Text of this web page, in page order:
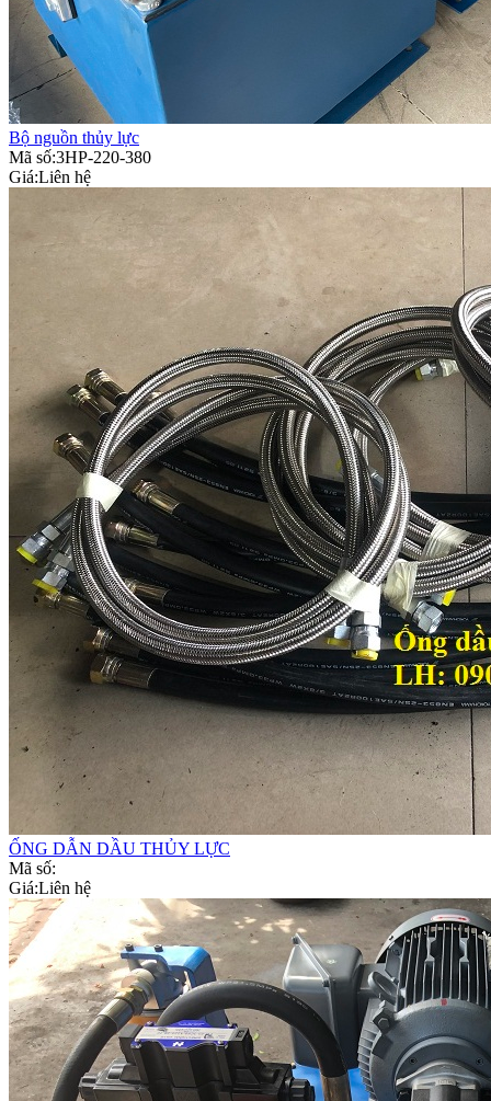
Bộ nguồn thủy lực
Mã số:3HP-220-380
Giá:Liên hệ
ỐNG DẪN DẦU THỦY LỰC
Mã số:
Giá:Liên hệ